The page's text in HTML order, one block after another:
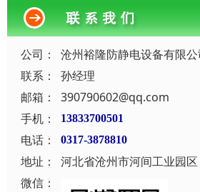
公司：
沧州裕隆防静电设备有限
联系：
孙经理
邮箱：
390790602@qq.com
手机：
13833700501
电话： 0317-3878810
地址：
河北省沧州市河间工业园区
微信：